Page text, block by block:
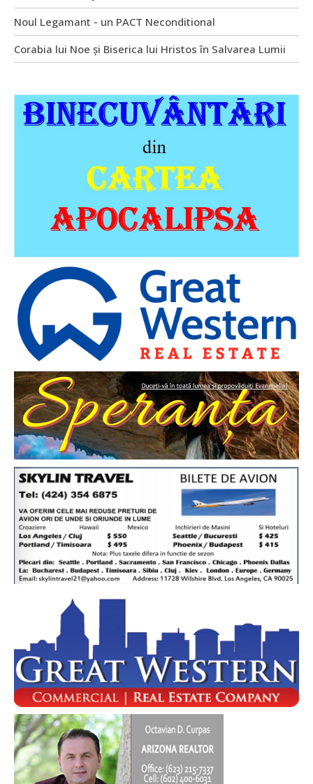
Noul Legamant - un PACT Neconditional
Corabia lui Noe și Biserica lui Hristos în Salvarea Lumii